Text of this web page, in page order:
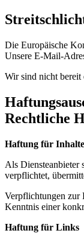
Die Europäische
Unsere E-Mail-
Wir sind nicht bereit
Rechtliche
Haftung für Inhalte
Als Diensteanbieter
verpflichtet,
Verpflichtungen zur
Kenntnis einer
Haftung für Links